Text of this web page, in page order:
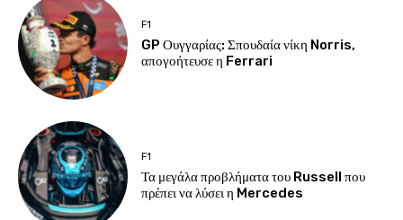
F1
GP Ουγγαρίας: Σπουδαία νίκη Norris,
απογοήτευσε η Ferrari
F1
Τα μεγάλα προβλήματα του Russell που
πρέπει να λύσει η Mercedes